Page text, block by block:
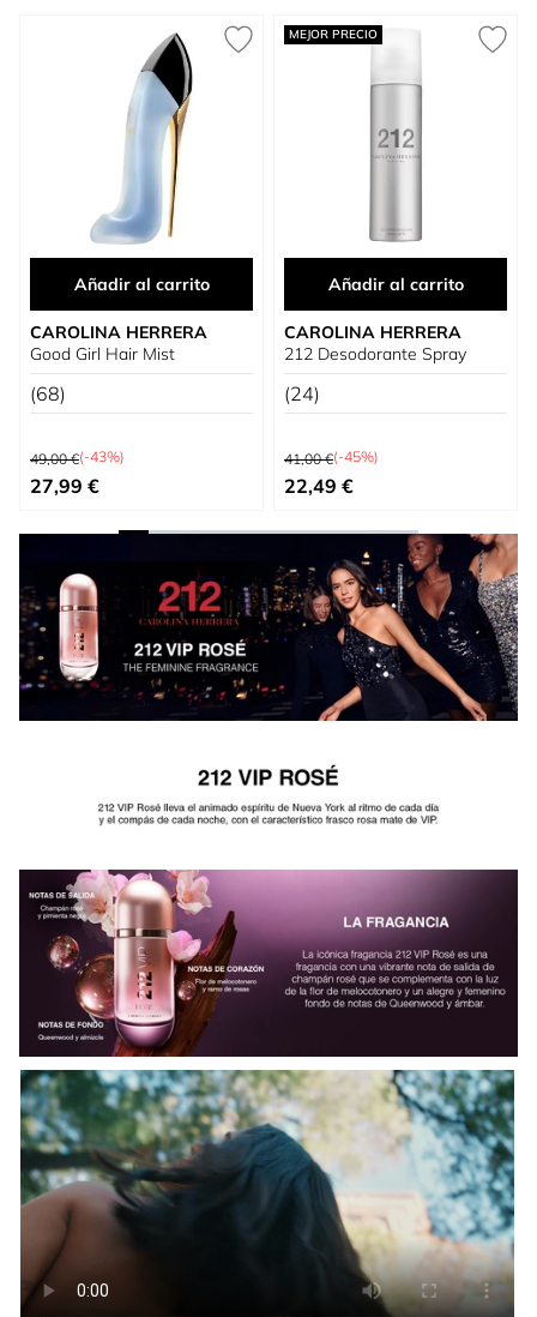
Añadir al carrito
CAROLINA HERRERA
Good Girl Hair Mist
(68)
Precio habitual
49,00 €(-43%)
Precio especial
27,99 €
MEJOR PRECIO
Añadir al carrito
CAROLINA HERRERA
212 Desodorante Spray
(24)
Precio habitual
41,00 €(-45%)
Precio especial
22,49 €